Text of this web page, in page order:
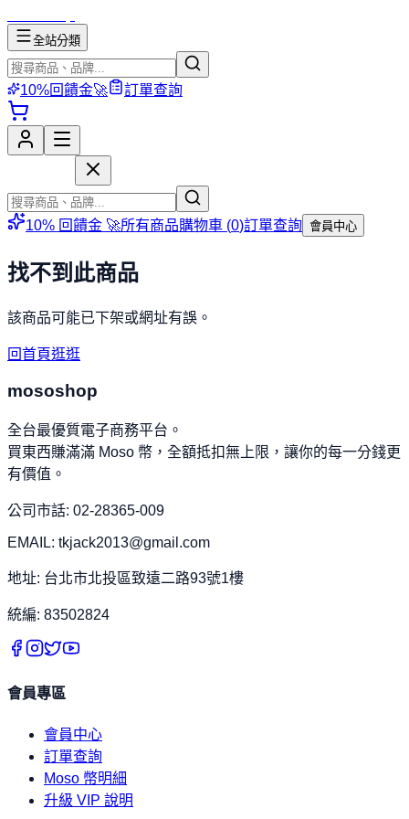
全站分類
10%回饋金🚀 訂單查詢
10% 回饋金 🚀所有商品購物車 (0)訂單查詢 會員中心
找不到此商品
該商品可能已下架或網址有誤。
回首頁逛逛
mososhop
全台最優質電子商務平台。
買東西賺滿滿 Moso 幣，全額抵扣無上限，讓你的每一分錢更
有價值。
公司市話: 02-28365-009
EMAIL: tkjack2013@gmail.com
地址: 台北市北投區致遠二路93號1樓
統編: 83502824
會員專區
會員中心
訂單查詢
Moso 幣明細
升級 VIP 說明